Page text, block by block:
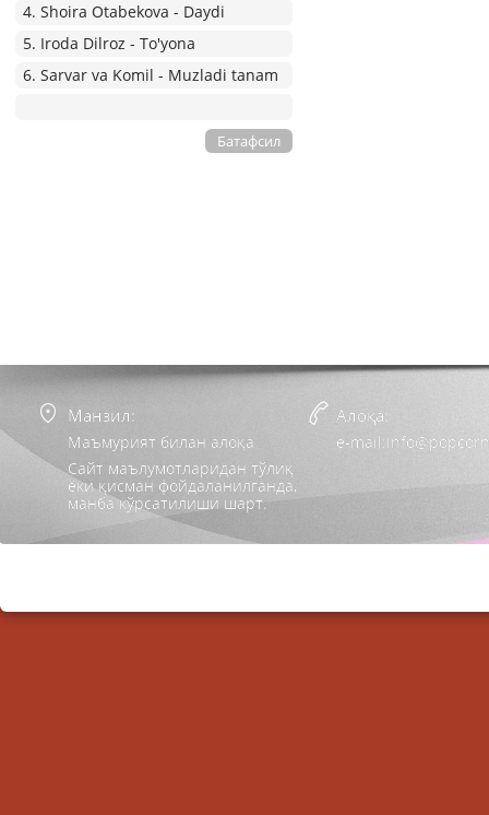
4. Shoira Otabekova - Daydi
5. Iroda Dilroz - To'yona
6. Sarvar va Komil - Muzladi tanam
Батафсил
Манзил:
Маъмурият билан алоқа
Сайт маълумотларидан тўлиқ
ёки қисман фойдаланилганда,
манба кўрсатилиши шарт.
Алоқа:
e-